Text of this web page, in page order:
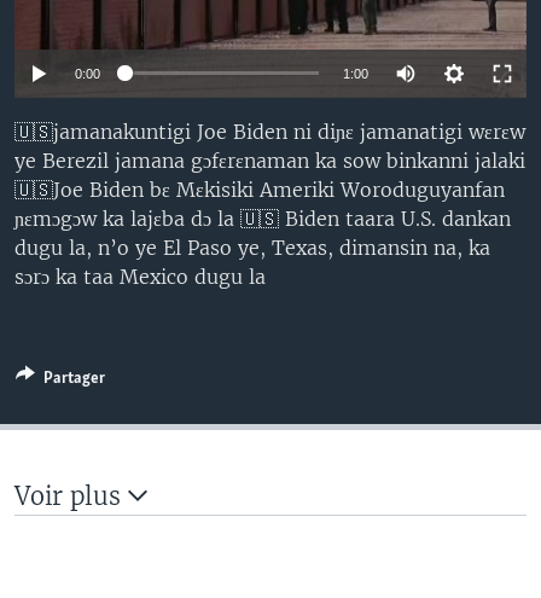
0:00 1:00
🇺🇸jamanakuntigi Joe Biden ni diɲɛ jamanatigi wɛrɛw
ye Berezil jamana gɔfɛrɛnaman ka sow binkanni jalaki
🇺🇸Joe Biden bɛ Mɛkisiki Ameriki Woroduguyanfan
ɲɛmɔgɔw ka lajɛba dɔ la 🇺🇸 Biden taara U.S. dankan
dugu la, n’o ye El Paso ye, Texas, dimansin na, ka
sɔrɔ ka taa Mexico dugu la
Partager
Voir plus